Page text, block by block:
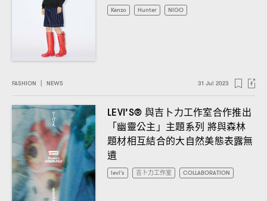
Kenzo Hunter NIGO
FASHION | NEWS 31 Jul 2023
LEVI’S® 與吉卜力工作室合作推出
「幽靈公主」主題系列 將與森林
題材相互結合的大自然美態表露無
遺
levi's 吉卜力工作室 COLLABORATION